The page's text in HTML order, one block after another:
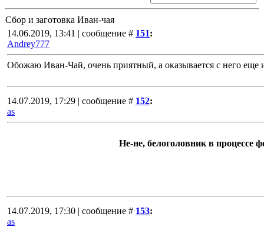
Сбор и заготовка Иван-чая
14.06.2019, 13:41 | сообщение # 151:
Andrey777
Обожаю Иван-Чай, очень приятный, а оказывается с него еще
14.07.2019, 17:29 | сообщение # 152:
as
Не-не, белоголовник в процессе
14.07.2019, 17:30 | сообщение # 153:
as